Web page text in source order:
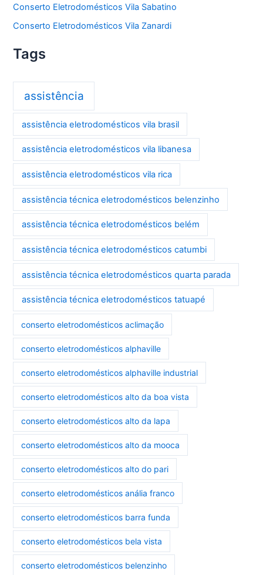
Conserto Eletrodomésticos Vila Sabatino
Conserto Eletrodomésticos Vila Zanardi
Tags
assistência
assistência eletrodomésticos vila brasil
assistência eletrodomésticos vila libanesa
assistência eletrodomésticos vila rica
assistência técnica eletrodomésticos belenzinho
assistência técnica eletrodomésticos belém
assistência técnica eletrodomésticos catumbi
assistência técnica eletrodomésticos quarta parada
assistência técnica eletrodomésticos tatuapé
conserto eletrodomésticos aclimação
conserto eletrodomésticos alphaville
conserto eletrodomésticos alphaville industrial
conserto eletrodomésticos alto da boa vista
conserto eletrodomésticos alto da lapa
conserto eletrodomésticos alto da mooca
conserto eletrodomésticos alto do pari
conserto eletrodomésticos anália franco
conserto eletrodomésticos barra funda
conserto eletrodomésticos bela vista
conserto eletrodomésticos belenzinho